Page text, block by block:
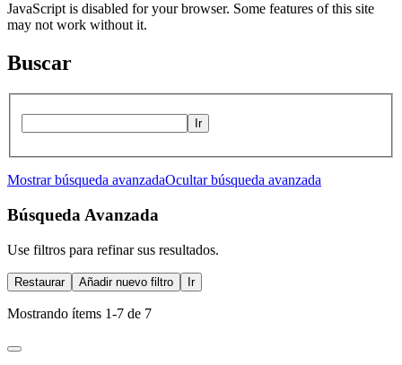
JavaScript is disabled for your browser. Some features of this site
may not work without it.
Buscar
Ir
Mostrar búsqueda avanzadaOcultar búsqueda avanzada
Búsqueda Avanzada
Use filtros para refinar sus resultados.
Restaurar Añadir nuevo filtro Ir
Mostrando ítems 1-7 de 7